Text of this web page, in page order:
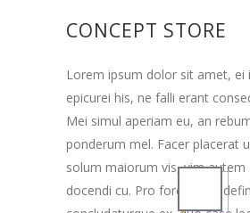
CONCEPT STORE
Lorem ipsum dolor sit amet, ei
epicurei his, ne falli erant
Mei simul aperiam eu, an
ponderum mel. Facer placerat
solum maiorum vis, vim autem
docendi cu. Pro forensibus